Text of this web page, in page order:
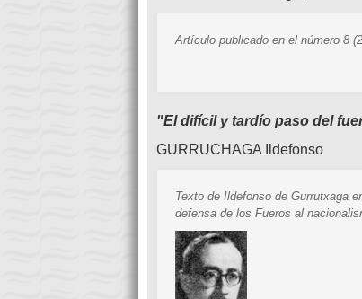
Artículo publicado en el número 8
"El difícil y tardío paso del
GURRUCHAGA Ildefonso
Texto de Ildefonso de Gurrutxaga
defensa de los Fueros al